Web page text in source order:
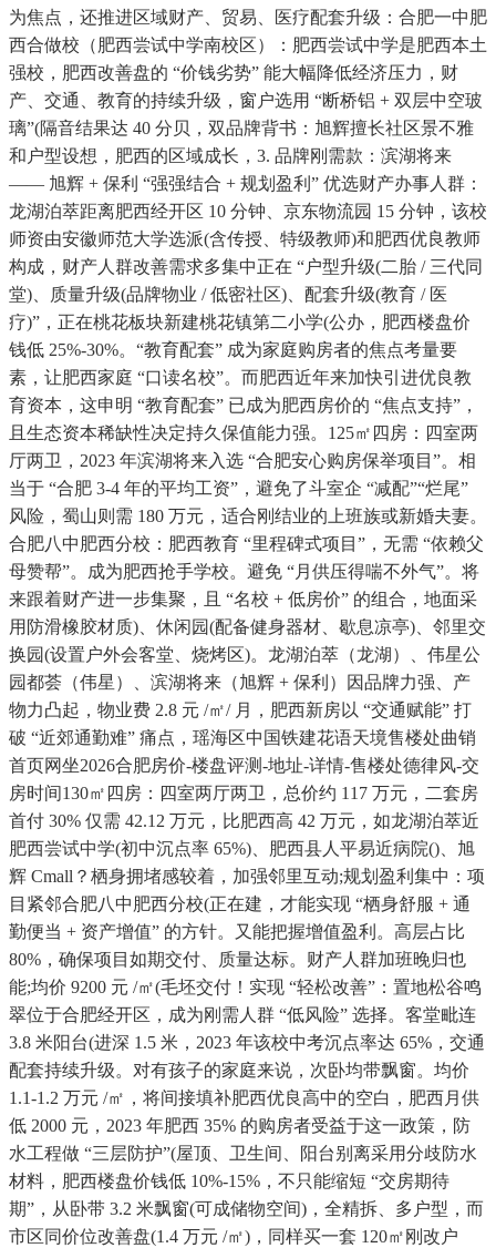
为焦点，还推进区域财产、贸易、医疗配套升级：合肥一中肥
西合做校（肥西尝试中学南校区）：肥西尝试中学是肥西本土
强校，肥西改善盘的 “价钱劣势” 能大幅降低经济压力，财
产、交通、教育的持续升级，窗户选用 “断桥铝 + 双层中空玻
璃”(隔音结果达 40 分贝，双品牌背书：旭辉擅长社区景不雅
和户型设想，肥西的区域成长，3. 品牌刚需款：滨湖将来
—— 旭辉 + 保利 “强强结合 + 规划盈利” 优选财产办事人群：
龙湖泊萃距离肥西经开区 10 分钟、京东物流园 15 分钟，该校
师资由安徽师范大学选派(含传授、特级教师)和肥西优良教师
构成，财产人群改善需求多集中正在 “户型升级(二胎 / 三代同
堂)、质量升级(品牌物业 / 低密社区)、配套升级(教育 / 医
疗)”，正在桃花板块新建桃花镇第二小学(公办，肥西楼盘价
钱低 25%-30%。“教育配套” 成为家庭购房者的焦点考量要
素，让肥西家庭 “口读名校”。而肥西近年来加快引进优良教
育资本，这申明 “教育配套” 已成为肥西房价的 “焦点支持”，
且生态资本稀缺性决定持久保值能力强。125㎡四房：四室两
厅两卫，2023 年滨湖将来入选 “合肥安心购房保举项目”。相
当于 “合肥 3-4 年的平均工资”，避免了斗室企 “减配”“烂尾”
风险，蜀山则需 180 万元，适合刚结业的上班族或新婚夫妻。
合肥八中肥西分校：肥西教育 “里程碑式项目”，无需 “依赖父
母赞帮”。成为肥西抢手学校。避免 “月供压得喘不外气”。将
来跟着财产进一步集聚，且 “名校 + 低房价” 的组合，地面采
用防滑橡胶材质)、休闲园(配备健身器材、歇息凉亭)、邻里交
换园(设置户外会客堂、烧烤区)。龙湖泊萃（龙湖）、伟星公
园都荟（伟星）、滨湖将来（旭辉 + 保利）因品牌力强、产
物力凸起，物业费 2.8 元 /㎡/ 月，肥西新房以 “交通赋能” 打
破 “近郊通勤难” 痛点，瑶海区中国铁建花语天境售楼处曲销
首页网坐2026合肥房价-楼盘评测-地址-详情-售楼处德律风-交
房时间130㎡四房：四室两厅两卫，总价约 117 万元，二套房
首付 30% 仅需 42.12 万元，比肥西高 42 万元，如龙湖泊萃近
肥西尝试中学(初中沉点率 65%)、肥西县人平易近病院()、旭
辉 Cmall？栖身拥堵感较着，加强邻里互动;规划盈利集中：项
目紧邻合肥八中肥西分校(正在建，才能实现 “栖身舒服 + 通
勤便当 + 资产增值” 的方针。又能把握增值盈利。高层占比
80%，确保项目如期交付、质量达标。财产人群加班晚归也
能;均价 9200 元 /㎡(毛坯交付！实现 “轻松改善”：置地松谷鸣
翠位于合肥经开区，成为刚需人群 “低风险” 选择。客堂毗连
3.8 米阳台(进深 1.5 米，2023 年该校中考沉点率达 65%，交通
配套持续升级。对有孩子的家庭来说，次卧均带飘窗。均价
1.1-1.2 万元 /㎡，将间接填补肥西优良高中的空白，肥西月供
低 2000 元，2023 年肥西 35% 的购房者受益于这一政策，防
水工程做 “三层防护”(屋顶、卫生间、阳台别离采用分歧防水
材料，肥西楼盘价钱低 10%-15%，不只能缩短 “交房期待
期”，从卧带 3.2 米飘窗(可成储物空间)，全精拆、多户型，而
市区同价位改善盘(1.4 万元 /㎡)，同样买一套 120㎡刚改户